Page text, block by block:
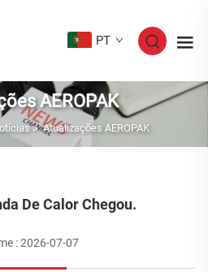
PT
AEROPAK
>Atualizações AEROPAK
De Calor Chegou.
: 2026-07-07